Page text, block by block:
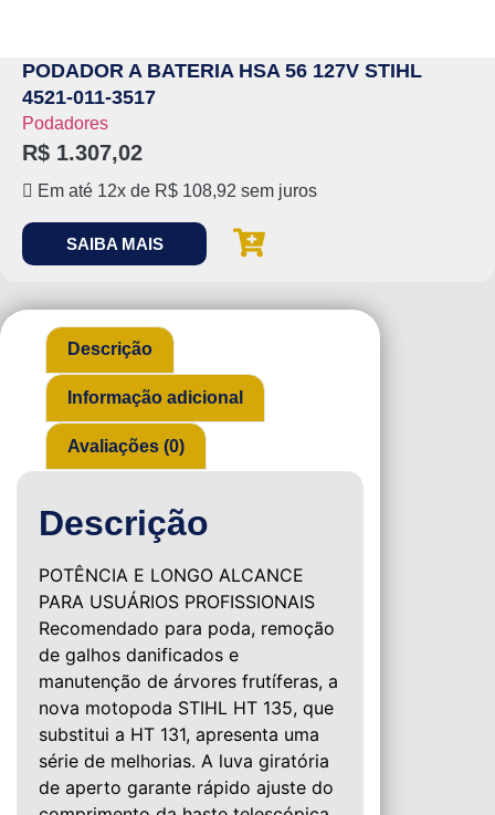
PODADOR A BATERIA HSA 56 127V STIHL
4521-011-3517
Podadores
R$ 1.307,02
Em até 12x de R$ 108,92 sem juros
SAIBA MAIS
Descrição
Informação adicional
Avaliações (0)
Descrição
POTÊNCIA E LONGO ALCANCE
PARA USUÁRIOS PROFISSIONAIS
Recomendado para poda, remoção
de galhos danificados e
manutenção de árvores frutíferas, a
nova motopoda STIHL HT 135, que
substitui a HT 131, apresenta uma
série de melhorias. A luva giratória
de aperto garante rápido ajuste do